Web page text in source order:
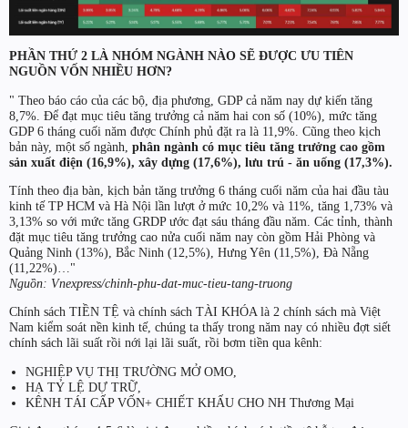
PHẦN THỨ 2 LÀ NHÓM NGÀNH NÀO SẼ ĐƯỢC ƯU TIÊN
NGUỒN VỐN NHIỀU HƠN?
" Theo báo cáo của các bộ, địa phương, GDP cả năm nay dự kiến tăng
8,7%. Để đạt mục tiêu tăng trưởng cả năm hai con số (10%), mức tăng
GDP 6 tháng cuối năm được Chính phủ đặt ra là 11,9%. Cũng theo kịch
bản này, một số ngành, phân ngành có mục tiêu tăng trưởng cao gồm
sản xuất điện (16,9%), xây dựng (17,6%), lưu trú - ăn uống (17,3%).
Tính theo địa bàn, kịch bản tăng trưởng 6 tháng cuối năm của hai đầu tàu
kinh tế TP HCM và Hà Nội lần lượt ở mức 10,2% và 11%, tăng 1,73% và
3,13% so với mức tăng GRDP ước đạt sáu tháng đầu năm. Các tỉnh, thành
đặt mục tiêu tăng trưởng cao nửa cuối năm nay còn gồm Hải Phòng và
Quảng Ninh (13%), Bắc Ninh (12,5%), Hưng Yên (11,5%), Đà Nẵng
(11,22%)…"
Nguồn: Vnexpress/chinh-phu-dat-muc-tieu-tang-truong
Chính sách TIỀN TỆ và chính sách TÀI KHÓA là 2 chính sách mà Việt
Nam kiểm soát nền kinh tế, chúng ta thấy trong năm nay có nhiều đợt siết
chính sách lãi suất rồi nới lại lãi suất, rồi bơm tiền qua kênh:
NGHIỆP VỤ THỊ TRƯỜNG MỞ OMO,
HẠ TỶ LỆ DỰ TRỮ,
KÊNH TÁI CẤP VỐN+ CHIẾT KHẤU CHO NH Thương Mại